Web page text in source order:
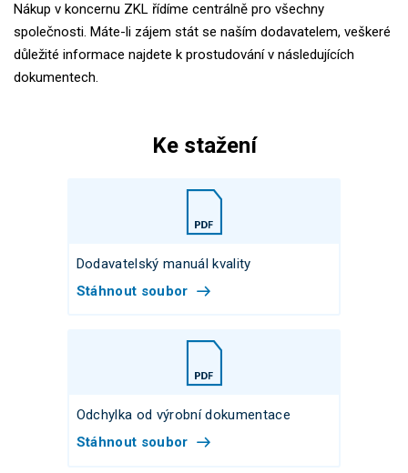
Nákup v koncernu ZKL řídíme centrálně pro všechny
společnosti. Máte-li zájem stát se naším dodavatelem, veškeré
důležité informace najdete k prostudování v následujících
dokumentech.
Ke stažení
Dodavatelský manuál kvality
Stáhnout soubor
Odchylka od výrobní dokumentace
Stáhnout soubor